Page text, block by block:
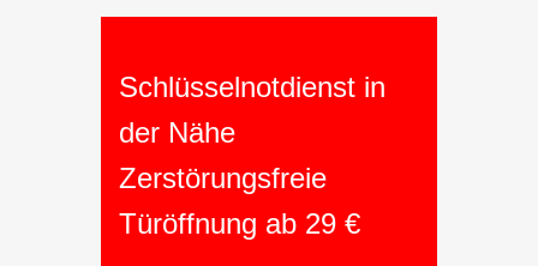
Schlüsselnotdienst in
der Nähe
Zerstörungsfreie
Türöffnung ab 29 €